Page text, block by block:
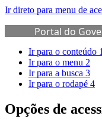
Ir direto para menu de
Portal do
de Governo
Ir para o conteúdo 1
Ir para o menu 2
Ir para a busca 3
Ir para o rodapé 4
Opções de